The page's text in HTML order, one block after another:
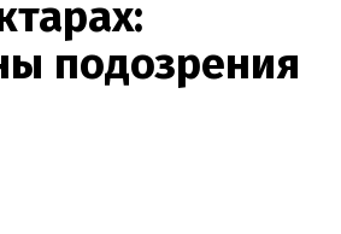
подозрения